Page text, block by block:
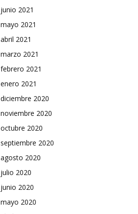
junio 2021
mayo 2021
abril 2021
marzo 2021
febrero 2021
enero 2021
diciembre 2020
noviembre 2020
octubre 2020
septiembre 2020
agosto 2020
julio 2020
junio 2020
mayo 2020